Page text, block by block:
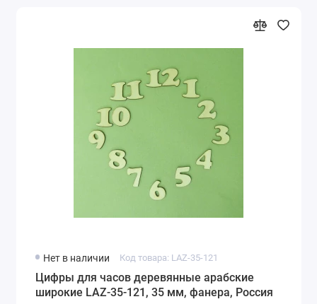
Нет в наличии Код товара: LAZ-35-121
Цифры для часов деревянные арабские
широкие LAZ-35-121, 35 мм, фанера, Россия